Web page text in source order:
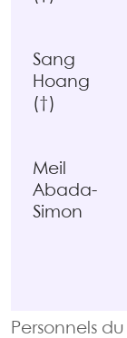
Personnels
Sang
Hoang
(†)
Meil
Abada-
Simon